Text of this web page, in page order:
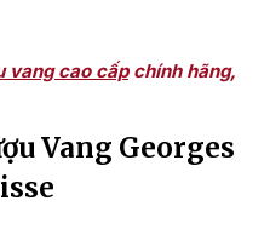
vang cao cấpchính hãng,
Vang Georges